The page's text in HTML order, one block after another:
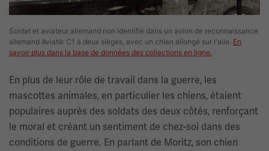
Soldat et aviateur allemand non identifié dans un avion de reconnaissance
allemand Aviatik C1 à deux sièges, avec un chien allongé sur l'aile. En
savoir plus dans la base de données des collections en ligne.
En plus de leur rôle de travail dans la guerre, les
mascottes animales, en particulier les chiens, étaient
populaires auprès des soldats des deux côtés, renforçant
le moral et créant un sentiment de chez-soi dans des
conditions de guerre. En parlant de Moritz, son chien